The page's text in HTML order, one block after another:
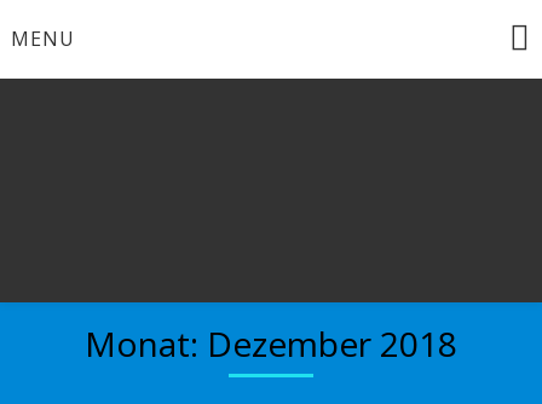
toMENU
Monat: Dezember 2018